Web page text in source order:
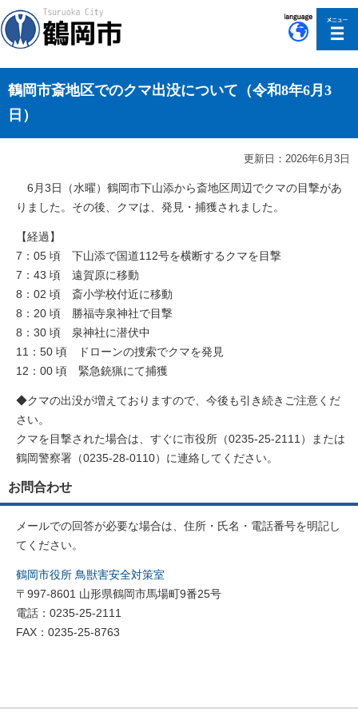
鶴岡市斎地区でのクマ出没について（令和8年6月3
日）
更新日：2026年6月3日
6月3日（水曜）鶴岡市下山添から斎地区周辺でクマの目撃があ
りました。その後、クマは、発見・捕獲されました。
【経過】
7：05 頃 下山添で国道112号を横断するクマを目撃
7：43 頃 遠賀原に移動
8：02 頃 斎小学校付近に移動
8：20 頃 勝福寺泉神社で目撃
8：30 頃 泉神社に潜伏中
11：50 頃 ドローンの捜索でクマを発見
12：00 頃 緊急銃猟にて捕獲
◆クマの出没が増えておりますので、今後も引き続きご注意くだ
さい。
クマを目撃された場合は、すぐに市役所（0235-25-2111）または
鶴岡警察署（0235-28-0110）に連絡してください。
お問合わせ
メールでの回答が必要な場合は、住所・氏名・電話番号を明記し
てください。
鶴岡市役所 鳥獣害安全対策室
〒997-8601 山形県鶴岡市馬場町9番25号
電話：0235-25-2111
FAX：0235-25-8763